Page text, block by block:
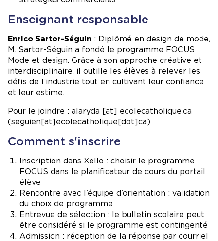
Enseignant responsable
Enrico Sartor-Séguin : Diplômé en design de mode,
M. Sartor-Séguin a fondé le programme FOCUS
Mode et design. Grâce à son approche créative et
interdisciplinaire, il outille les élèves à relever les
défis de l’industrie tout en cultivant leur confiance
et leur estime.
Pour le joindre : alaryda [at] ecolecatholique.ca
(seguien[at]ecolecatholique[dot]ca)
Comment s'inscrire
Inscription dans Xello : choisir le programme
FOCUS dans le planificateur de cours du portail
élève
Rencontre avec l’équipe d’orientation : validation
du choix de programme
Entrevue de sélection : le bulletin scolaire peut
être considéré si le programme est contingenté
Admission : réception de la réponse par courriel